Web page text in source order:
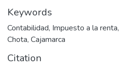
Keywords
Contabilidad, Impuesto a la renta,
Chota, Cajamarca
Citation